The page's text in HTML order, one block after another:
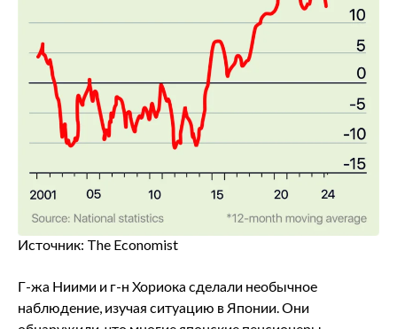
Источник: The Economist
Г-жа Ниими и г-н Хориока сделали необычное
наблюдение, изучая ситуацию в Японии. Они